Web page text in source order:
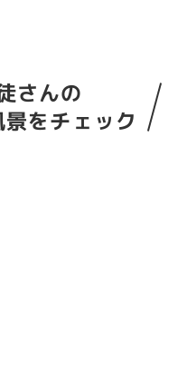
さんの
をチェック